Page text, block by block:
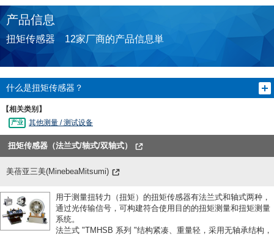
产品信息
扭矩传感器 12家厂商的产品信息単
什么是扭矩传感器？
【相关类别】
其他测量 / 测试设备
扭矩传感器（法兰式/轴式/双轴式）
美蓓亚三美(MinebeaMitsumi)
用于测量扭转力（扭矩）的扭矩传感器有法兰式和轴式两种，
通过光传输信号，可构建符合使用目的的扭矩测量和扭矩测量
系统。
法兰式 "TMHSB 系列 "结构紧凑、重量轻，采用无轴承结构，